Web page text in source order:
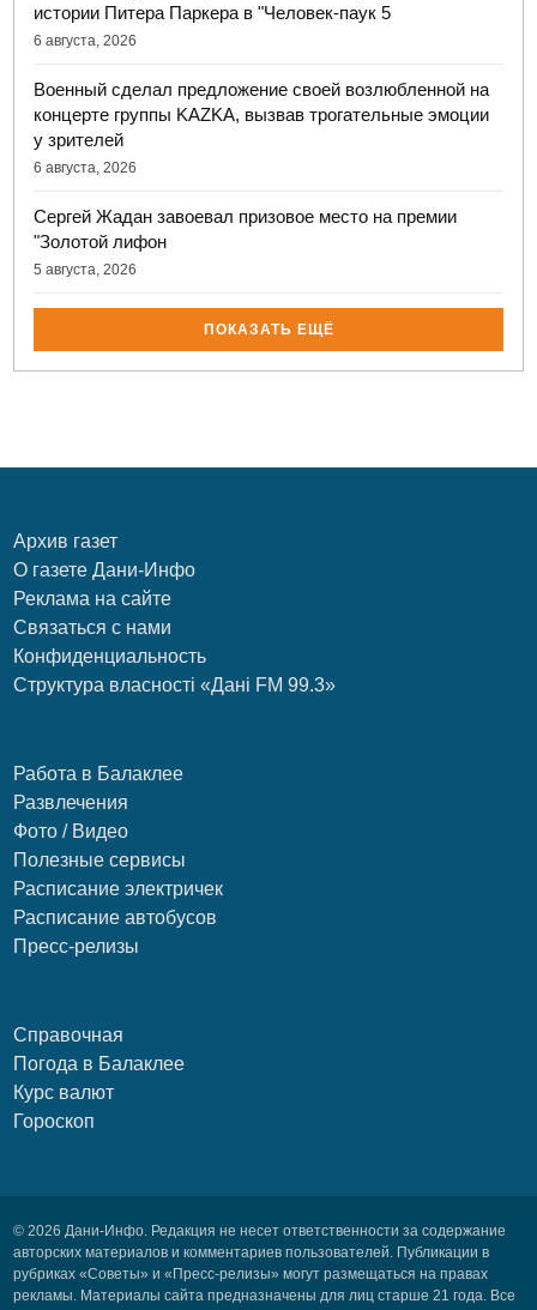
истории Питера Паркера в "Человек-паук 5
6 августа, 2026
Военный сделал предложение своей возлюбленной на
концерте группы KAZKA, вызвав трогательные эмоции
у зрителей
6 августа, 2026
Сергей Жадан завоевал призовое место на премии
"Золотой лифон
5 августа, 2026
ПОКАЗАТЬ ЕЩЁ
Архив газет
О газете Дани-Инфо
Реклама на сайте
Связаться с нами
Конфиденциальность
Структура власності «Дані FM 99.3»
Работа в Балаклее
Развлечения
Фото / Видео
Полезные сервисы
Расписание электричек
Расписание автобусов
Пресс-релизы
Справочная
Погода в Балаклее
Курс валют
Гороскоп
© 2026 Дани-Инфо. Редакция не несет ответственности за содержание
авторских материалов и комментариев пользователей. Публикации в
рубриках «Советы» и «Пресс-релизы» могут размещаться на правах
рекламы. Материалы сайта предназначены для лиц старше 21 года. Все